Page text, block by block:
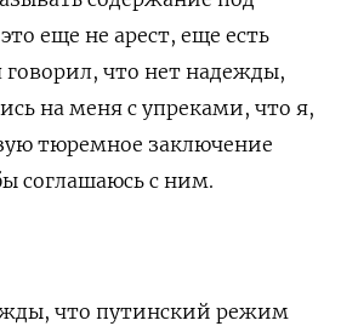
еще не арест, еще есть
говорил, что нет надежды,
на меня с упреками, что я,
тюремное заключение
соглашаюсь с ним.
что путинский режим